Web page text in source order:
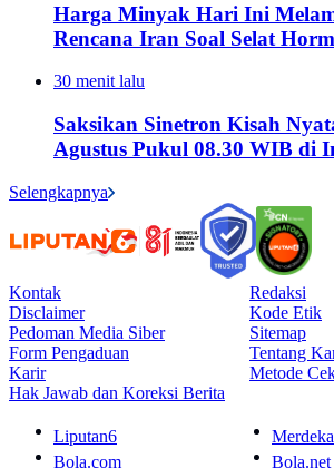
Harga Minyak Hari Ini
Rencana Iran Soal Selat
30 menit lalu
Saksikan Sinetron Kisah
Agustus Pukul 08.30 WIB di
Selengkapnya
Kontak
Redaksi
Disclaimer
Kode Etik
Pedoman Media Siber
Sitemap
Form Pengaduan
Tentang
Karir
Metode
Hak Jawab dan Koreksi Berita
Liputan6
Merdeka
Bola.com
Bola.net